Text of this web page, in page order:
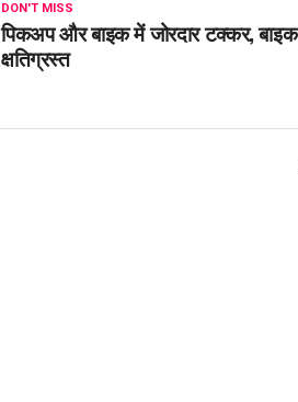
DON'T MISS
पिकअप और बाइक में जोरदार टक्कर,
क्षतिग्रस्त